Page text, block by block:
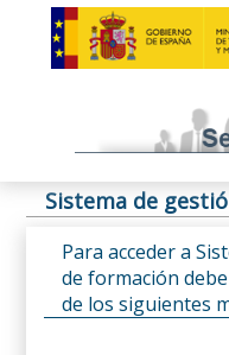
Sistema de
Para acceder a
de formación
de los siguientes